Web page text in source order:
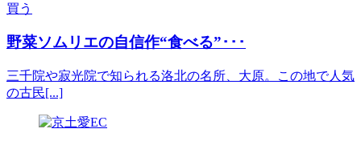
買う
野菜ソムリエの自信作“食べる”･･･
三千院や寂光院で知られる洛北の名所、大原。この地で人気
の古民[...]